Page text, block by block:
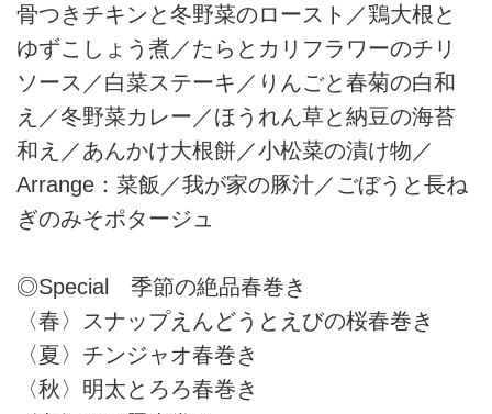
骨つきチキンと冬野菜のロースト／鶏大根と
ゆずこしょう煮／たらとカリフラワーのチリ
ソース／白菜ステーキ／りんごと春菊の白和
え／冬野菜カレー／ほうれん草と納豆の海苔
和え／あんかけ大根餅／小松菜の漬け物／
Arrange：菜飯／我が家の豚汁／ごぼうと長ね
ぎのみそポタージュ
◎Special 季節の絶品春巻き
〈春〉スナップえんどうとえびの桜春巻き
〈夏〉チンジャオ春巻き
〈秋〉明太とろろ春巻き